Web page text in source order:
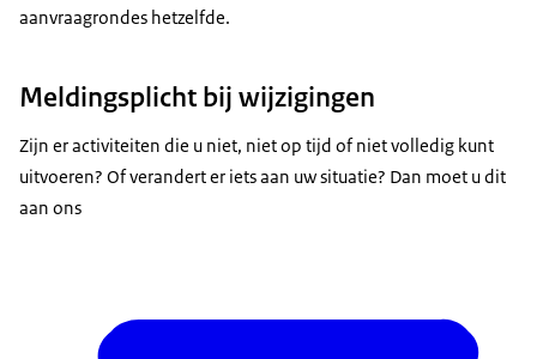
aanvraagrondes hetzelfde.
Meldingsplicht bij wijzigingen
Zijn er activiteiten die u niet, niet op tijd of niet volledig kunt
uitvoeren? Of verandert er iets aan uw situatie? Dan moet u dit
aan ons